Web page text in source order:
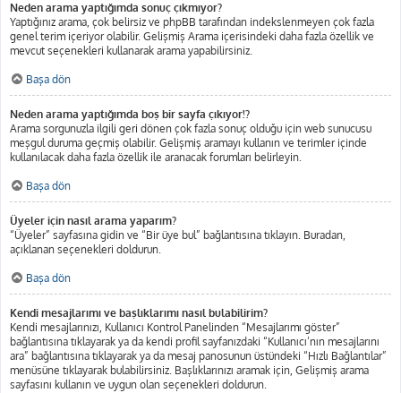
Neden arama yaptığımda sonuç çıkmıyor?
Yaptığınız arama, çok belirsiz ve phpBB tarafından indekslenmeyen çok fazla
genel terim içeriyor olabilir. Gelişmiş Arama içerisindeki daha fazla özellik ve
mevcut seçenekleri kullanarak arama yapabilirsiniz.
Başa dön
Neden arama yaptığımda boş bir sayfa çıkıyor!?
Arama sorgunuzla ilgili geri dönen çok fazla sonuç olduğu için web sunucusu
meşgul duruma geçmiş olabilir. Gelişmiş aramayı kullanın ve terimler içinde
kullanılacak daha fazla özellik ile aranacak forumları belirleyin.
Başa dön
Üyeler için nasıl arama yaparım?
“Üyeler” sayfasına gidin ve “Bir üye bul” bağlantısına tıklayın. Buradan,
açıklanan seçenekleri doldurun.
Başa dön
Kendi mesajlarımı ve başlıklarımı nasıl bulabilirim?
Kendi mesajlarınızı, Kullanıcı Kontrol Panelinden “Mesajlarımı göster”
bağlantısına tıklayarak ya da kendi profil sayfanızdaki “Kullanıcı’nın mesajlarını
ara” bağlantısına tıklayarak ya da mesaj panosunun üstündeki “Hızlı Bağlantılar”
menüsüne tıklayarak bulabilirsiniz. Başlıklarınızı aramak için, Gelişmiş arama
sayfasını kullanın ve uygun olan seçenekleri doldurun.